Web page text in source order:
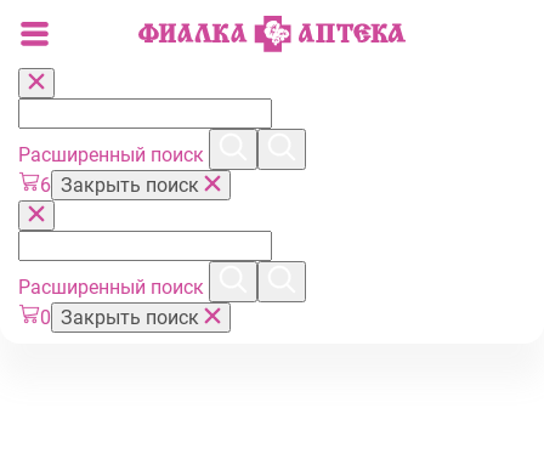
Расширенный поиск
6 Закрыть поиск
Расширенный поиск
0 Закрыть поиск